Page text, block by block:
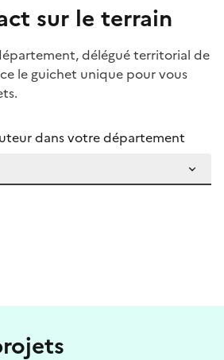
sur le terrain
délégué territorial de
le guichet unique pour vous
dans votre département